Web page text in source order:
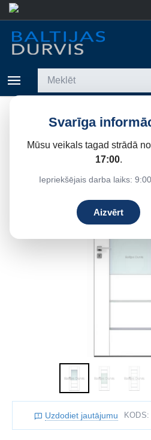
Svarīga
Mūsu veikals tagad strādā no
17:00.
Iepriekšējais darba laiks:
Aizvērt
VERSO DRE
Sākums Iekšdurvis DRE
Uzdodiet jautājumu KODS: